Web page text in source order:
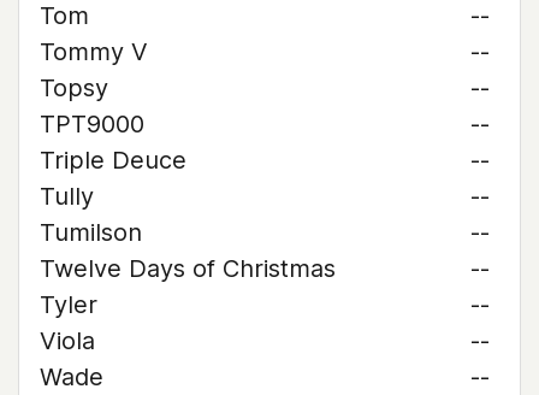
Tom
--
Tommy V
--
Topsy
--
TPT9000
--
Triple Deuce
--
Tully
--
Tumilson
--
Twelve Days of Christmas
--
Tyler
--
Viola
--
Wade
--